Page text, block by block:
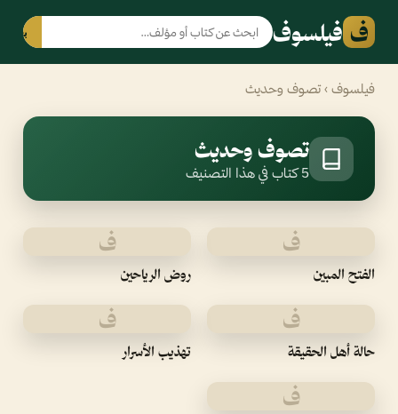
ف فيلسوف بحث
فيلسوف › تصوف وحديث
تصوف وحديث
5 كتاب في هذا التصنيف
ف
الفتح المبين
ف
روض الرياحين
ف
حالة أهل الحقيقة
ف
تهذيب الأسرار
ف